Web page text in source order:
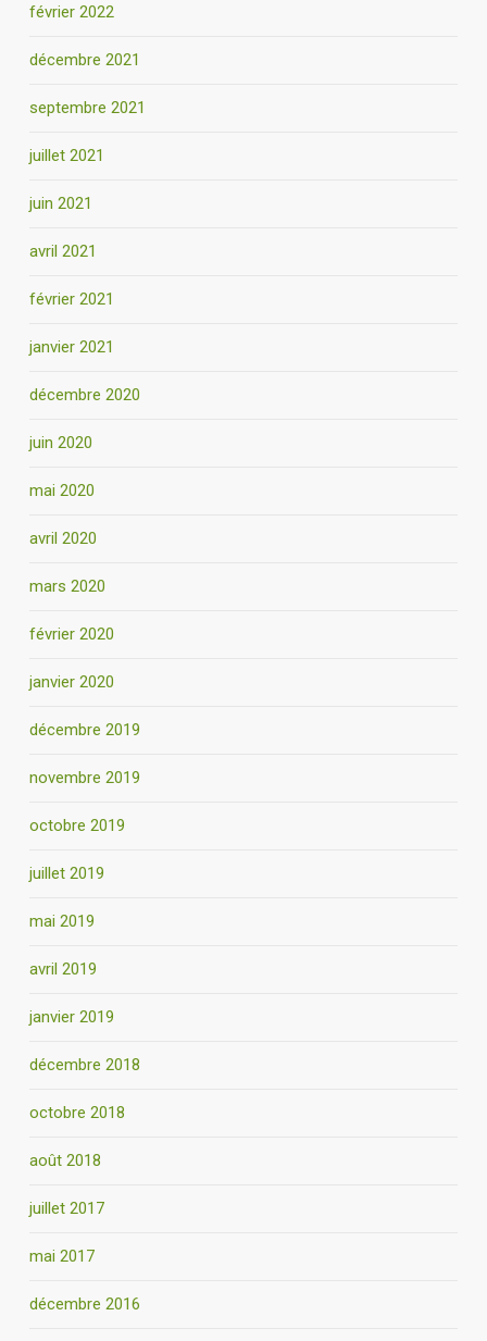
février 2022
décembre 2021
septembre 2021
juillet 2021
juin 2021
avril 2021
février 2021
janvier 2021
décembre 2020
juin 2020
mai 2020
avril 2020
mars 2020
février 2020
janvier 2020
décembre 2019
novembre 2019
octobre 2019
juillet 2019
mai 2019
avril 2019
janvier 2019
décembre 2018
octobre 2018
août 2018
juillet 2017
mai 2017
décembre 2016